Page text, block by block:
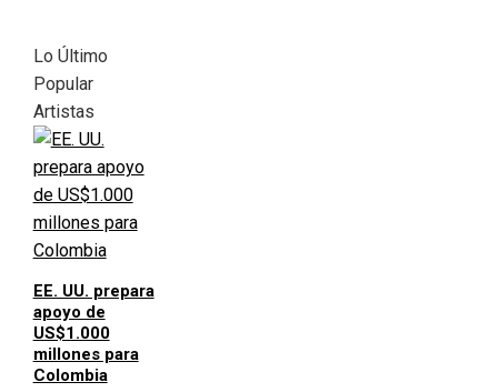
Lo Último
Popular
Artistas
EE. UU. prepara
apoyo de
US$1.000
millones para
Colombia